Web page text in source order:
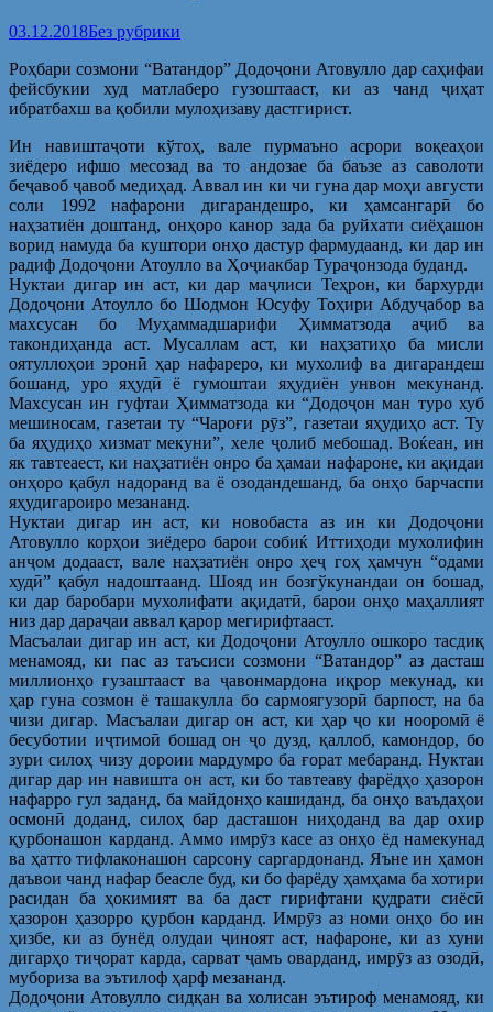
03.12.2018Без рубрики
Роҳбари созмони “Ватандор” Додоҷони Атовулло дар саҳифаи
фейсбукии худ матлаберо гузоштааст, ки аз чанд ҷиҳат
ибратбахш ва қобили мулоҳизаву дастгирист.
Ин навиштаҷоти кўтоҳ, вале пурмаъно асрори воқеаҳои
зиёдеро ифшо месозад ва то андозае ба баъзе аз саволоти
беҷавоб ҷавоб медиҳад. Аввал ин ки чи гуна дар моҳи августи
соли 1992 нафарони дигарандешро, ки ҳамсангарӣ бо
наҳзатиён доштанд, онҳоро канор зада ба руйхати сиёҳашон
ворид намуда ба куштори онҳо дастур фармудаанд, ки дар ин
радиф Додоҷони Атоулло ва Ҳоҷиакбар Тураҷонзода буданд.
Нуктаи дигар ин аст, ки дар маҷлиси Теҳрон, ки бархурди
Додоҷони Атоулло бо Шодмон Юсуфу Тоҳири Абдуҷабор ва
махсусан бо Муҳаммадшарифи Ҳимматзода аҷиб ва
такондиҳанда аст. Мусаллам аст, ки наҳзатиҳо ба мисли
оятуллоҳои эронӣ ҳар нафареро, ки мухолиф ва дигарандеш
бошанд, уро яҳудӣ ё гумоштаи яҳудиён унвон мекунанд.
Махсусан ин гуфтаи Ҳимматзода ки “Додоҷон ман туро хуб
мешиносам, газетаи ту “Чароғи рӯз”, газетаи яҳудиҳо аст. Ту
ба яҳудиҳо хизмат мекуни”, хеле ҷолиб мебошад. Воќеан, ин
як тавтеаест, ки наҳзатиён онро ба ҳамаи нафароне, ки ақидаи
онҳоро қабул надоранд ва ё озодандешанд, ба онҳо барчаспи
яҳудигароиро мезананд.
Нуктаи дигар ин аст, ки новобаста аз ин ки Додоҷони
Атовулло корҳои зиёдеро барои собиќ Иттиҳоди мухолифин
анҷом додааст, вале наҳзатиён онро ҳеҷ гоҳ ҳамчун “одами
худӣ” қабул надоштаанд. Шояд ин бозгўкунандаи он бошад,
ки дар баробари мухолифати ақидатӣ, барои онҳо маҳаллият
низ дар дараҷаи аввал қарор мегирифтааст.
Масъалаи дигар ин аст, ки Додоҷони Атоулло ошкоро тасдиқ
менамояд, ки пас аз таъсиси созмони “Ватандор” аз дасташ
миллионҳо гузаштааст ва ҷавонмардона иқрор мекунад, ки
ҳар гуна созмон ё ташакулла бо сармоягузорӣ барпост, на ба
чизи дигар. Масъалаи дигар он аст, ки ҳар ҷо ки нооромӣ ё
бесуботии иҷтимоӣ бошад он ҷо дузд, қаллоб, камондор, бо
зури силоҳ чизу дороии мардумро ба ғорат мебаранд. Нуктаи
дигар дар ин навишта он аст, ки бо тавтеаву фарёдҳо ҳазорон
нафарро гул заданд, ба майдонҳо кашиданд, ба онҳо ваъдаҳои
осмонӣ доданд, силоҳ бар дасташон ниҳоданд ва дар охир
қурбонашон карданд. Аммо имрӯз касе аз онҳо ёд намекунад
ва ҳатто тифлаконашон сарсону саргардонанд. Яъне ин ҳамон
даъвои чанд нафар беасле буд, ки бо фарёду ҳамҳама ба хотири
расидан ба ҳокимият ва ба даст гирифтани қудрати сиёсӣ
ҳазорон ҳазорро қурбон карданд. Имрӯз аз номи онҳо бо ин
ҳизбе, ки аз бунёд олудаи ҷиноят аст, нафароне, ки аз хуни
дигарҳо тиҷорат карда, сарват ҷамъ оварданд, имрӯз аз озодӣ,
мубориза ва эътилоф ҳарф мезананд.
Додоҷони Атовулло сидқан ва холисан эътироф менамояд, ки